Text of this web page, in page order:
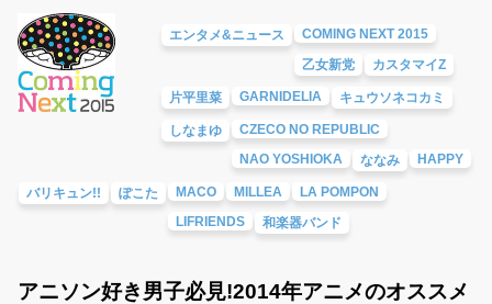
エンタメ&ニュース
COMING NEXT 2015
乙女新党
カスタマイZ
片平里菜 GARNIDELIA キュウソネコカミ
しなまゆ
CZECO NO REPUBLIC
NAO YOSHIOKA
ななみ HAPPY
バリキュン!! ぽこた MACO MILLEA
LA POMPON
LIFRIENDS
和楽器バンド
アニソン好き男子必見!2014年アニメのオススメ